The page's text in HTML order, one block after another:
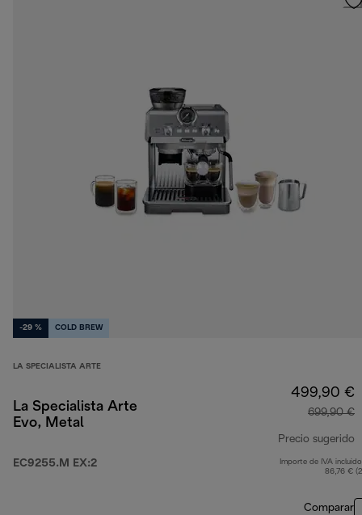
-29 % COLD BREW
LA SPECIALISTA ARTE
La Specialista Arte
Evo, Metal
EC9255.M EX:2
499,90 €
699,90 €
Precio sugerido
Importe de IVA
86,76 €
Comparar